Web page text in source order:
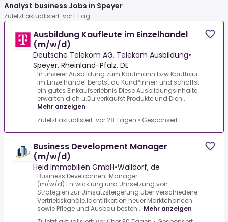
Analyst business Jobs in Speyer
Zuletzt aktualisiert: vor 1 Tag
Ausbildung Kaufleute im Einzelhandel
(m/w/d)
Deutsche Telekom AG, Telekom Ausbildung•
Speyer, Rheinland-Pfalz, DE
In unserer Ausbildung zum Kaufmann bzw.Kauffrau
im Einzelhandel berätst du Kund*innen und schaffst
ein gutes Einkaufserlebnis.Diese Ausbildungsinhalte
erwarten dich u.Du verkaufst Produkte und Dien...
Mehr anzeigen
Zuletzt aktualisiert: vor 28 Tagen • Gesponsert
Business Development Manager
(m/w/d)
Heid Immobilien GmbH•Walldorf, de
Business Development Manager
(m/w/d).Entwicklung und Umsetzung von
Strategien zur Umsatzsteigerung über verschiedene
Vertriebskanäle.Identifikation neuer Marktchancen
sowie Pflege und Ausbau besteh... Mehr anzeigen